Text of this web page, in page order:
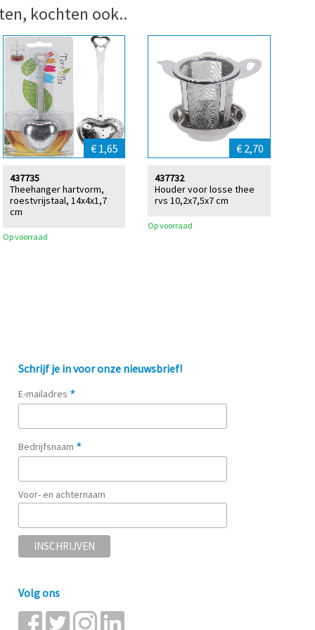
kochten ook..
€ 1,65
Theehanger hartvorm,
roestvrijstaal, 14x4x1,7
cm
437735
Op voorraad
€ 2,70
Houder voor losse thee
rvs 10,2x7,5x7 cm
437732
Op voorraad
Schrijf je in voor onze nieuwsbrief!
E-mailadres *
Bedrijfsnaam *
Voor- en achternaam
Volg ons